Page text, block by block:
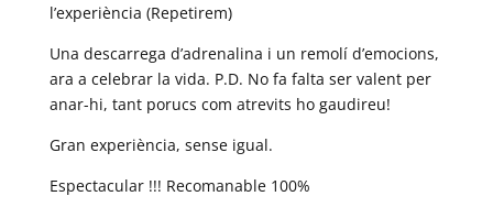
l’experiència (Repetirem)
Una descarrega d’adrenalina i un remolí d’emocions,
ara a celebrar la vida. P.D. No fa falta ser valent per
anar-hi, tant porucs com atrevits ho gaudireu!
Gran experiència, sense igual.
Espectacular !!! Recomanable 100%